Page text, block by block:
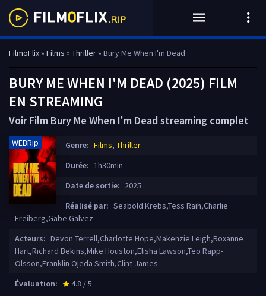
FilmoFlix» Films » Thriller» Bury Me When I'm Dead
BURY ME WHEN I'M DEAD (2025) FILM
EN STREAMING
Voir Film Bury Me When I'm Dead streaming complet
WEBRip Genre: Films, Thriller
Durée: 1h30min
Date de sortie: 2025
Réalisé par: Seabold Krebs,Tess Raih,Charlie
Freiberg,Gabe Galvez
Acteurs: Devon Terrell,Charlotte Hope,Makenzie Leigh,Roxanne
Hart,Richard Bekins,Mike Houston,Elisha Lawson,Teo Rapp-
Olsson,Franklin Ojeda Smith,Clint James
Évaluation:
star_rate
4.8 / 5